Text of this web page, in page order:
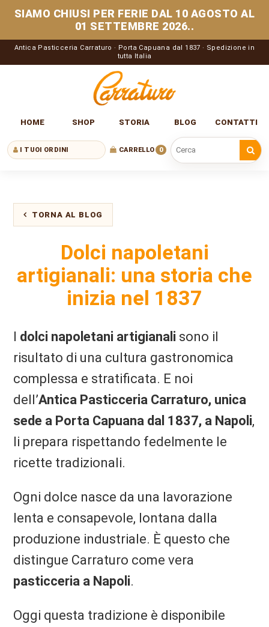
SIAMO CHIUSI PER FERIE DAL 10 AGOSTO AL
01 SETTEMBRE 2026..
Antica Pasticceria Carraturo · Porta Capuana dal 1837 · Spedizione in
tutta Italia
HOME SHOP STORIA BLOG CONTATTI
Cerca nel sito
I TUOI ORDINI CARRELLO 0
TORNA AL BLOG
Dolci napoletani
artigianali: una storia che
inizia nel 1837
I dolci napoletani artigianali sono il
risultato di una cultura gastronomica
complessa e stratificata. E noi
dell’Antica Pasticceria Carraturo, unica
sede a Porta Capuana dal 1837, a Napoli,
li prepara rispettando fedelmente le
ricette tradizionali.
Ogni dolce nasce da una lavorazione
lenta e consapevole, lontana dalla
produzione industriale. È questo che
distingue Carraturo come vera
pasticceria a Napoli.
Oggi questa tradizione è disponibile